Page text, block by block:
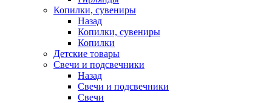
Копилки, сувениры
Назад
Копилки, сувениры
Копилки
Детские товары
Свечи и подсвечники
Назад
Свечи и подсвечники
Свечи